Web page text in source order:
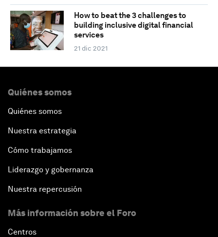
How to beat the 3 challenges to
building inclusive digital financial
services
21 dic 2021
Quiénes somos
Quiénes somos
Nuestra estrategia
Cómo trabajamos
Liderazgo y gobernanza
Nuestra repercusión
Más información sobre el Foro
Centros